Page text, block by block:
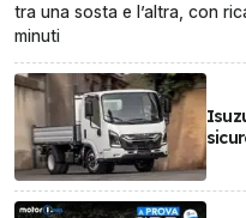
tra una sosta e l’altra, con
minuti